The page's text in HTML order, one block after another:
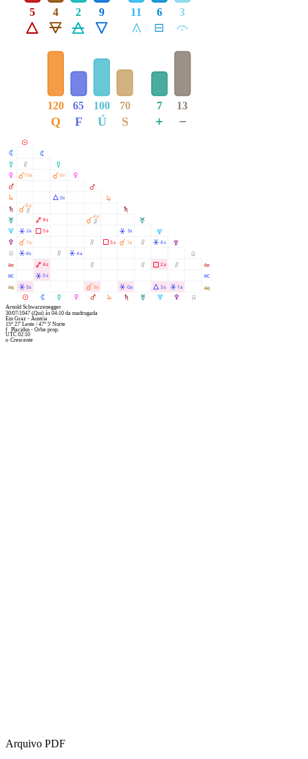
Á
5
Ë
4
Ô
2
Ê
9
Å
11
É
6
Ă
3
Q
120
F
65
Ú
100
S
70
+
7
−
13
M
M
N
N
N
O
O
O
P
P
P
Q
Q
Q
R
R
R
S
S
S
T
T
T
U
U
U
V
V
V
Y
Y
Y
W
W
X
X
l
l
Ò
À10a
À Ò
6a
Â 2a
À 7a
Â 6s
Â 5s
Ä 9s
Ã 5a
Ä 4s
Â 5s
À 8s
Á 0s
Ò Â 4a
À Ò
4a
Ò
À 9a
Ò
Ã 5s
Â 3s
À 1a
Â 0a
Ò
Ò
Â 4s
Á 3s
Ã 2a
Â 1a
Ò
Arnold Schwarzenegger
30/07/1947 (Qui) às 04:10 da madrugada
EmGraz - Áustria
15° 27' Leste/47° 5' Norte
f Placidus - Orbe prop.
UTC 02:10
Crescente
o
Arquivo PDF